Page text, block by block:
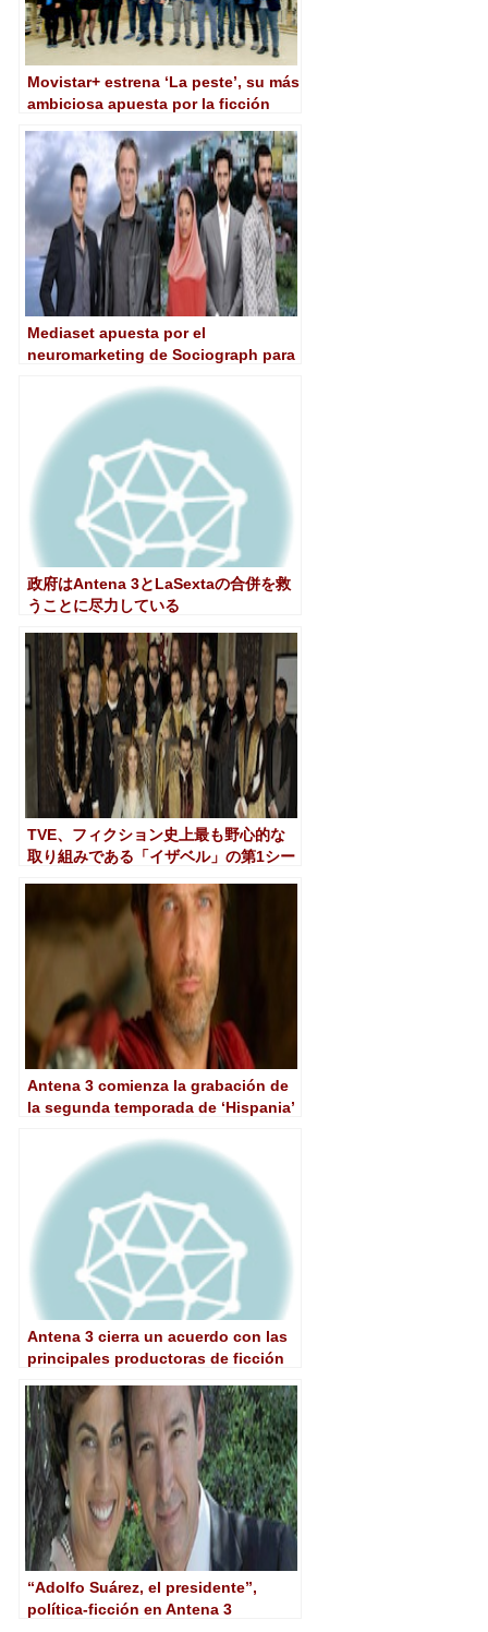
Movistar+ estrena ‘La peste’, su más
ambiciosa apuesta por la ficción
Mediaset apuesta por el
neuromarketing de Sociograph para
政府はAntena 3とLaSextaの合併を救
うことに尽力している
TVE、フィクション史上最も野心的な
取り組みである「イザベル」の第1シー
Antena 3 comienza la grabación de
la segunda temporada de ‘Hispania’
Antena 3 cierra un acuerdo con las
principales productoras de ficción
“Adolfo Suárez, el presidente”,
política-ficción en Antena 3